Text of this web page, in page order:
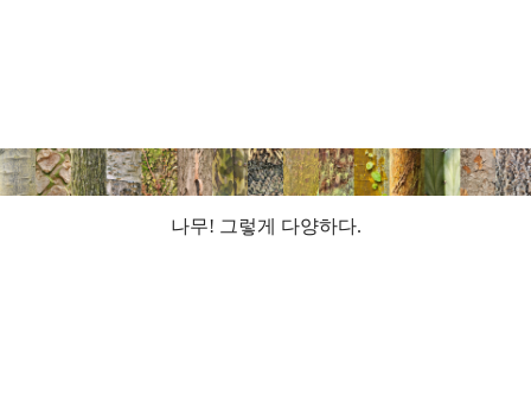
나무! 그렇게 다양하다.